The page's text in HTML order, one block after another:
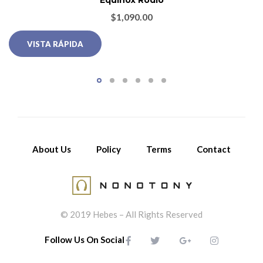
$1,090.00
VISTA RÁPIDA
About Us Policy Terms Contact
© 2019 Hebes – All Rights Reserved
Follow Us On Social